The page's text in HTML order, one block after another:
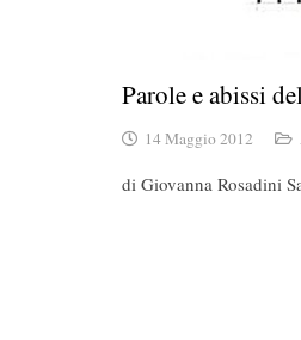
Parole e abissi
14 Maggio 2012
di Giovanna Rosadini